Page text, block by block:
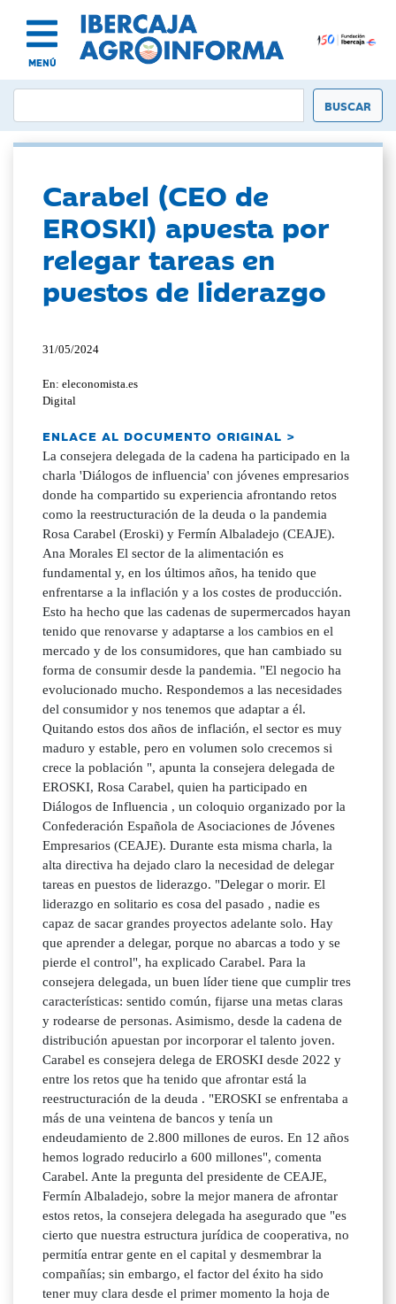
MENÚ
Carabel (CEO de
EROSKI) apuesta por
relegar tareas en
puestos de liderazgo
31/05/2024
En: eleconomista.es
Digital
ENLACE AL DOCUMENTO ORIGINAL >
La consejera delegada de la cadena ha participado en la
charla 'Diálogos de influencia' con jóvenes empresarios
donde ha compartido su experiencia afrontando retos
como la reestructuración de la deuda o la pandemia
Rosa Carabel (Eroski) y Fermín Albaladejo (CEAJE).
Ana Morales El sector de la alimentación es
fundamental y, en los últimos años, ha tenido que
enfrentarse a la inflación y a los costes de producción.
Esto ha hecho que las cadenas de supermercados hayan
tenido que renovarse y adaptarse a los cambios en el
mercado y de los consumidores, que han cambiado su
forma de consumir desde la pandemia. "El negocio ha
evolucionado mucho. Respondemos a las necesidades
del consumidor y nos tenemos que adaptar a él.
Quitando estos dos años de inflación, el sector es muy
maduro y estable, pero en volumen solo crecemos si
crece la población ", apunta la consejera delegada de
EROSKI, Rosa Carabel, quien ha participado en
Diálogos de Influencia , un coloquio organizado por la
Confederación Española de Asociaciones de Jóvenes
Empresarios (CEAJE). Durante esta misma charla, la
alta directiva ha dejado claro la necesidad de delegar
tareas en puestos de liderazgo. "Delegar o morir. El
liderazgo en solitario es cosa del pasado , nadie es
capaz de sacar grandes proyectos adelante solo. Hay
que aprender a delegar, porque no abarcas a todo y se
pierde el control", ha explicado Carabel. Para la
consejera delegada, un buen líder tiene que cumplir tres
características: sentido común, fijarse una metas claras
y rodearse de personas. Asimismo, desde la cadena de
distribución apuestan por incorporar el talento joven.
Carabel es consejera delega de EROSKI desde 2022 y
entre los retos que ha tenido que afrontar está la
reestructuración de la deuda . "EROSKI se enfrentaba a
más de una veintena de bancos y tenía un
endeudamiento de 2.800 millones de euros. En 12 años
hemos logrado reducirlo a 600 millones", comenta
Carabel. Ante la pregunta del presidente de CEAJE,
Fermín Albaladejo, sobre la mejor manera de afrontar
estos retos, la consejera delegada ha asegurado que "es
cierto que nuestra estructura jurídica de cooperativa, no
permitía entrar gente en el capital y desmembrar la
compañías; sin embargo, el factor del éxito ha sido
tener muy clara desde el primer momento la hoja de